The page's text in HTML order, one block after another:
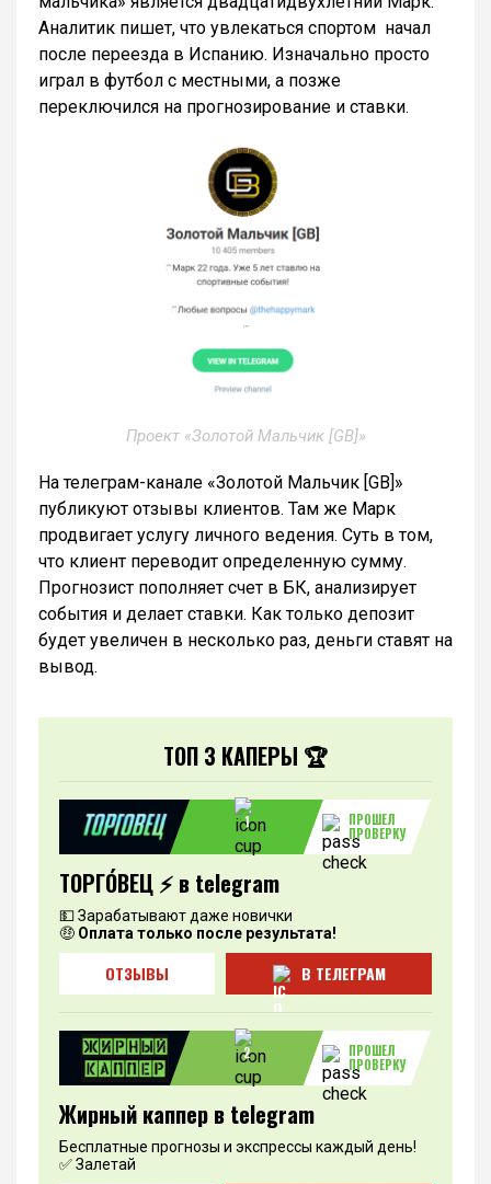
Аналитик пишет, что увлекаться спортом начал
после переезда в Испанию. Изначально просто
играл в футбол с местными, а позже
переключился на прогнозирование и ставки.
Проект «Золотой Мальчик [GB]»
На телеграм-канале «Золотой Мальчик [GB]»
публикуют отзывы клиентов. Там же Марк
продвигает услугу личного ведения. Суть в том,
что клиент переводит определенную сумму.
Прогнозист пополняет счет в БК, анализирует
события и делает ставки. Как только депозит
будет увеличен в несколько раз, деньги ставят на
вывод.
ТОП 3 КАПЕРЫ 🏆
1
ПРОШЕЛ
ПРОВЕРКУ
ТОРГО́ВЕЦ ⚡️ в telegram
💵 Зарабатывают даже новички
🤑 Оплата только после результата!
ОТЗЫВЫ В ТЕЛЕГРАМ
2
ПРОШЕЛ
ПРОВЕРКУ
Жирный каппер в telegram
Бесплатные прогнозы и экспрессы каждый день!
✅ Залетай